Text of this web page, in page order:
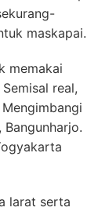
maskapai.
memakai
real,
larat serta